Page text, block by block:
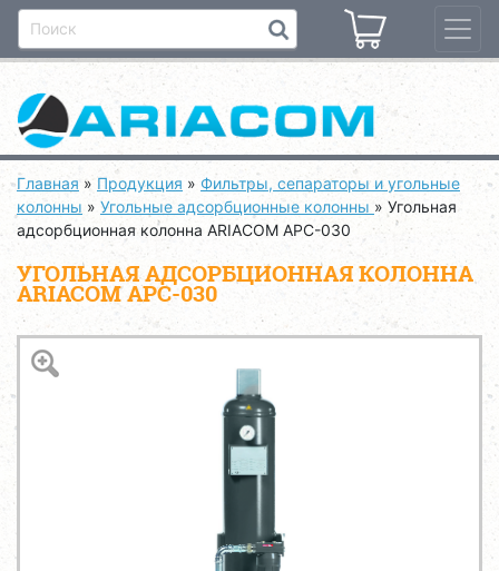
Главная » Продукция » Фильтры, сепараторы и угольные
колонны » Угольные адсорбционные колонны » Угольная
адсорбционная колонна ARIACOM APC-030
УГОЛЬНАЯ АДСОРБЦИОННАЯ КОЛОННА
ARIACOM APC-030